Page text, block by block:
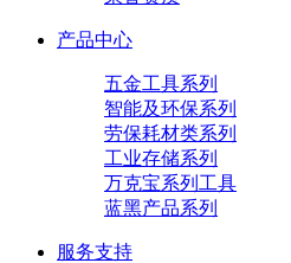
产品中心
五金工具系列
智能及环保系列
劳保耗材类系列
工业存储系列
万克宝系列工具
蓝黑产品系列
服务支持